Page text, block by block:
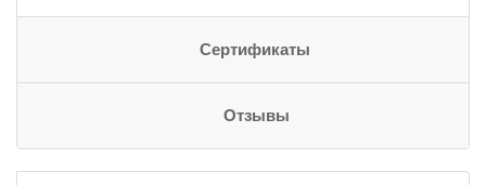
Сертификаты
Отзывы